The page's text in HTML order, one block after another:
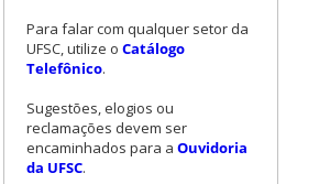
Para falar com qualquer setor da
UFSC, utilize o Catálogo
Telefônico.
Sugestões, elogios ou
reclamações devem ser
encaminhados para a Ouvidoria
da UFSC.